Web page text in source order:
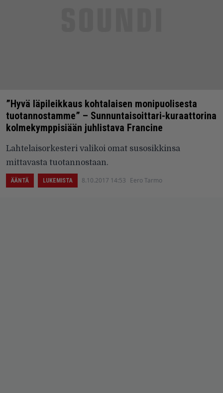
”Hyvä läpileikkaus kohtalaisen monipuolisesta
tuotannostamme” – Sunnuntaisoittari-kuraattorina
kolmekymppisiään juhlistava Francine
Lahtelaisorkesteri valikoi omat susosikkinsa
mittavasta tuotannostaan.
ÄÄNTÄ LUKEMISTA 8.10.2017 14:53 Eero Tarmo